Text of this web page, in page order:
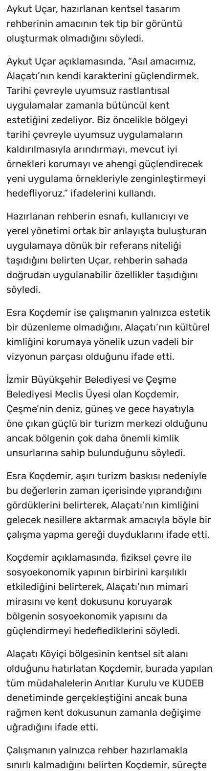
Aykut Uçar, hazırlanan kentsel tasarım
rehberinin amacının tek tip bir görüntü
oluşturmak olmadığını söyledi.
Aykut Uçar açıklamasında, “Asıl amacımız,
Alaçatı’nın kendi karakterini güçlendirmek.
Tarihi çevreyle uyumsuz rastlantısal
uygulamalar zamanla bütüncül kent
estetiğini zedeliyor. Biz öncelikle bölgeyi
tarihi çevreyle uyumsuz uygulamaların
kaldırılmasıyla arındırmayı, mevcut iyi
örnekleri korumayı ve ahengi güçlendirecek
yeni uygulama örnekleriyle zenginleştirmeyi
hedefliyoruz.” ifadelerini kullandı.
Hazırlanan rehberin esnafı, kullanıcıyı ve
yerel yönetimi ortak bir anlayışta buluşturan
uygulamaya dönük bir referans niteliği
taşıdığını belirten Uçar, rehberin sahada
doğrudan uygulanabilir özellikler taşıdığını
söyledi.
Esra Koçdemir ise çalışmanın yalnızca estetik
bir düzenleme olmadığını, Alaçatı’nın kültürel
kimliğini korumaya yönelik uzun vadeli bir
vizyonun parçası olduğunu ifade etti.
İzmir Büyükşehir Belediyesi ve Çeşme
Belediyesi Meclis Üyesi olan Koçdemir,
Çeşme’nin deniz, güneş ve gece hayatıyla
öne çıkan güçlü bir turizm merkezi olduğunu
ancak bölgenin çok daha önemli kimlik
unsurlarına sahip bulunduğunu söyledi.
Esra Koçdemir, aşırı turizm baskısı nedeniyle
bu değerlerin zaman içerisinde yıprandığını
gördüklerini belirterek, Alaçatı’nın kimliğini
gelecek nesillere aktarmak amacıyla böyle bir
çalışma yapma gereği duyduklarını ifade etti.
Koçdemir açıklamasında, fiziksel çevre ile
sosyoekonomik yapının birbirini karşılıklı
etkilediğini belirterek, Alaçatı’nın mimari
mirasını ve kent dokusunu koruyarak
bölgenin sosyoekonomik yapısını da
güçlendirmeyi hedeflediklerini söyledi.
Alaçatı Köyiçi bölgesinin kentsel sit alanı
olduğunu hatırlatan Koçdemir, burada yapılan
tüm müdahalelerin Anıtlar Kurulu ve KUDEB
denetiminde gerçekleştiğini ancak buna
rağmen kent dokusunun zamanla değişime
uğradığını ifade etti.
Çalışmanın yalnızca rehber hazırlamakla
sınırlı kalmadığını belirten Koçdemir, süreçte